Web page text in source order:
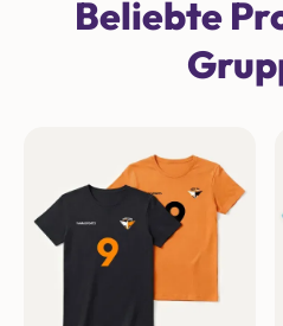
Beliebte